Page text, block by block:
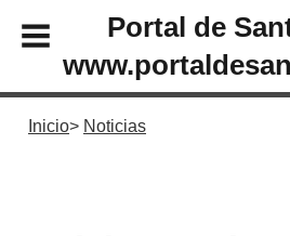
Portal de
Inicio Noticias